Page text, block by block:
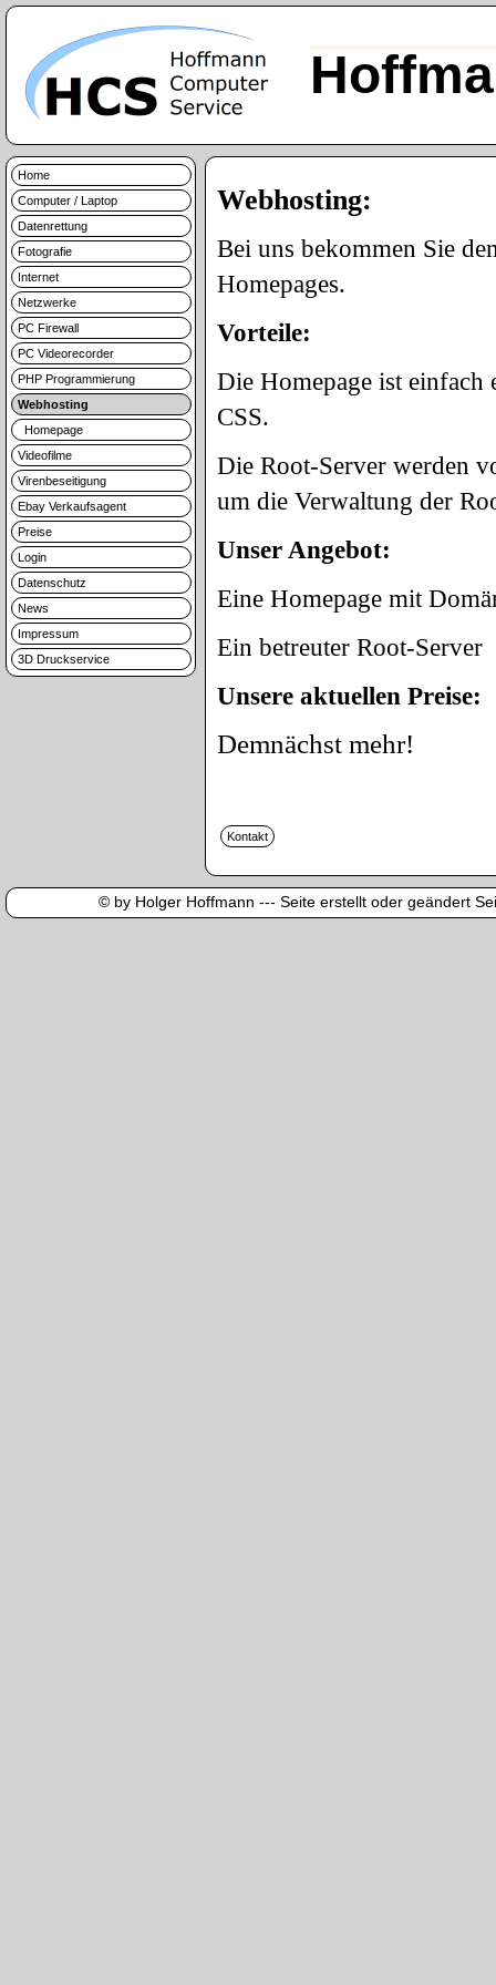
Home
Computer / Laptop
Datenrettung
Fotografie
Internet
Netzwerke
PC Firewall
PC Videorecorder
PHP Programmierung
Webhosting
Homepage
Videofilme
Virenbeseitigung
Ebay Verkaufsagent
Preise
Login
Datenschutz
News
Impressum
3D Druckservice
Webhosting:
Bei uns bekommen Sie
Homepages.
Vorteile:
Die Homepage ist
CSS.
Die Root-Server werden
um die Verwaltung der
Unser Angebot:
Eine Homepage mit
Ein betreuter Root-Server
Unsere aktuellen Preise:
Demnächst mehr!
© by Holger Hoffmann --- Seite erstellt oder geändert